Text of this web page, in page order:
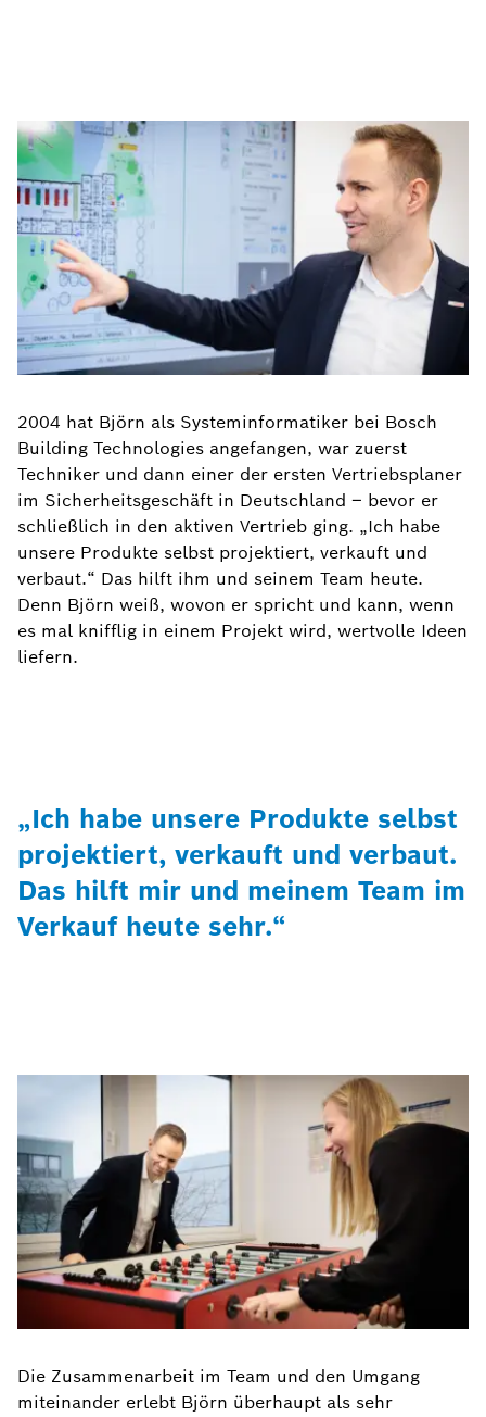
2004 hat Björn als Systeminformatiker bei Bosch
Building Technologies angefangen, war zuerst
Techniker und dann einer der ersten Vertriebsplaner
im Sicherheitsgeschäft in Deutschland – bevor er
schließlich in den aktiven Vertrieb ging. „Ich habe
unsere Produkte selbst projektiert, verkauft und
verbaut.“ Das hilft ihm und seinem Team heute.
Denn Björn weiß, wovon er spricht und kann, wenn
es mal knifflig in einem Projekt wird, wertvolle Ideen
liefern.
„Ich habe unsere Produkte selbst
projektiert, verkauft und verbaut.
Das hilft mir und meinem Team im
Verkauf heute sehr.“
Die Zusammenarbeit im Team und den Umgang
miteinander erlebt Björn überhaupt als sehr